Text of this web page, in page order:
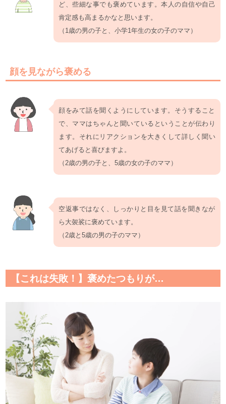
ど、些細な事でも褒めています。本人の自信や自己
肯定感も高まるかなと思います。
（1歳の男の子と、小学1年生の女の子のママ）
顔を見ながら褒める
顔をみて話を聞くようにしています。そうすること
で、ママはちゃんと聞いているということが伝わり
ます。それにリアクションを大きくして詳しく聞い
てあげると喜びますよ。
（2歳の男の子と、5歳の女の子のママ）
空返事ではなく、しっかりと目を見て話を聞きなが
ら大袈裟に褒めています。
（2歳と5歳の男の子のママ）
【これは失敗！】褒めたつもりが…